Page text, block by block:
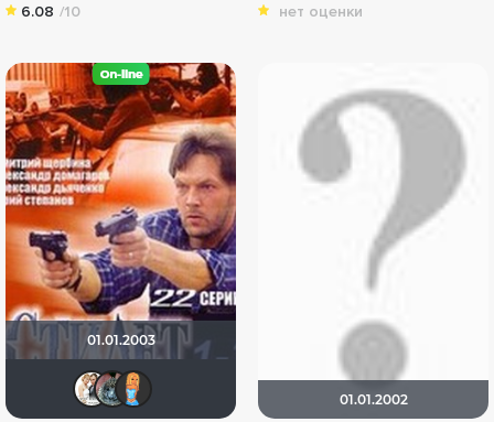
6.08 /10 нет оценки
01.01.2003
Сергей Лисицкий
Кукусики
sonya888
01.01.2002